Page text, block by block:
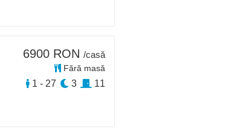
6900 RON /casă
Fără masă
1 - 27 3 11